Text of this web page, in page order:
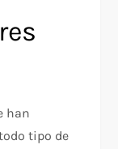
han
tipo de